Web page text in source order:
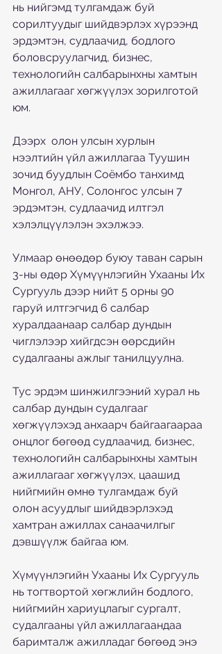
нь нийгэмд тулгамдаж буй
сорилтуудыг шийдвэрлэх хүрээнд
эрдэмтэн, судлаачид, бодлого
боловсруулагчид, бизнес,
технологийн салбарынхны хамтын
ажиллагааг хөгжүүлэх зорилготой
юм.
Дээрх  олон улсын хурлын
нээлтийн үйл ажиллагаа Туушин
зочид буудлын Соёмбо танхимд
Монгол, АНУ, Солонгос улсын 7
эрдэмтэн, судлаачид илтгэл
хэлэлцүүлэлэн эхэлжээ.
Улмаар өнөөдөр буюу таван сарын
3-ны өдөр Хүмүүнлэгийн Ухааны Их
Сургууль дээр нийт 5 орны 90
гаруй илтгэгчид 6 салбар
хуралдаанаар салбар дундын
чиглэлээр хийгдсэн өөрсдийн
судалгааны ажлыг танилцуулна.
Тус эрдэм шинжилгээний хурал нь
салбар дундын судалгааг
хөгжүүлэхэд анхаарч байгаагаараа
онцлог бөгөөд судлаачид, бизнес,
технологийн салбарынхны хамтын
ажиллагааг хөгжүүлэх, цаашид
нийгмийн өмнө тулгамдаж буй
олон асуудлыг шийдвэрлэхэд
хамтран ажиллах санаачилгыг
дэвшүүлж байгаа юм.
Хүмүүнлэгийн Ухааны Их Сургууль
нь тогтвортой хөгжлийн бодлого,
нийгмийн хариуцлагыг сургалт,
судалгааны үйл ажиллагаандаа
баримталж ажилладаг бөгөөд энэ